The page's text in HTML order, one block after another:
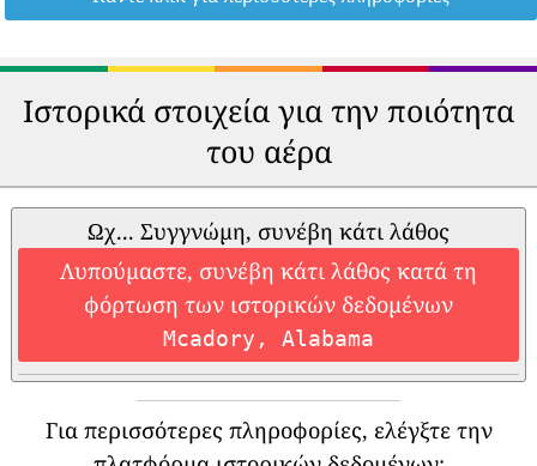
Ιστορικά στοιχεία για την ποιότητα
του αέρα
Ωχ... Συγγνώμη, συνέβη κάτι λάθος
Λυπούμαστε, συνέβη κάτι λάθος κατά τη
φόρτωση των ιστορικών δεδομένων
Mcadory, Alabama
Για περισσότερες πληροφορίες, ελέγξτε την